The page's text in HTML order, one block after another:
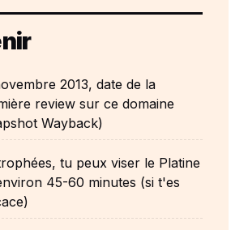
2013, date de la
review sur ce domaine
Wayback)
tu peux viser le Platine
45-60 minutes (si t'es